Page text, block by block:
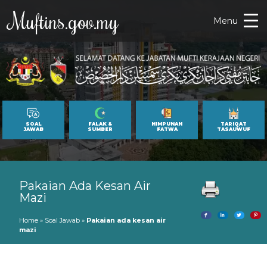
Muftins.gov.my Menu
SOAL
JAWAB
FALAK &
SUMBER
HIMPUNAN
FATWA
TARIQAT
TASAUWUF
Pakaian Ada Kesan Air
Mazi
Home » Soal Jawab » Pakaian ada kesan air
mazi